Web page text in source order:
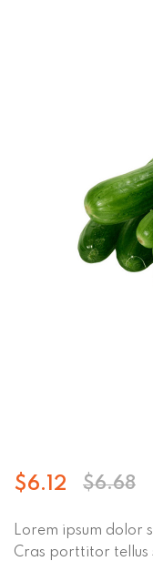
$6.68
$6.12
Lorem ipsum dolor
Cras porttitor tellus